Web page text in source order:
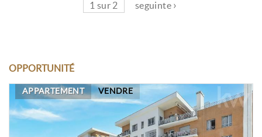
1 sur 2 seguinte ›
OPPORTUNITÉ
APPARTEMENT VENDRE